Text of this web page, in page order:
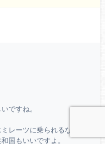
ですね。
レーツに乗られるならバ
国もいいですよ。